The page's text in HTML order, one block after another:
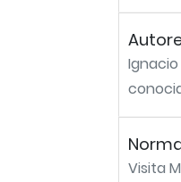
Visita